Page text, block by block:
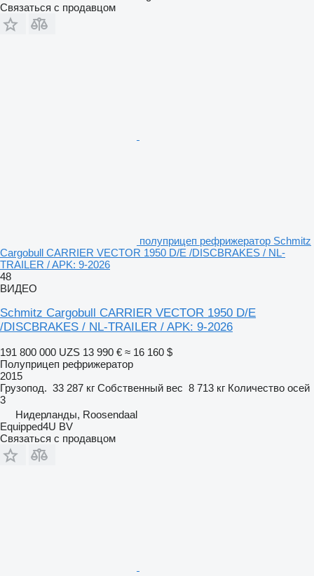
Связаться с продавцом
полуприцеп рефрижератор Schmitz
Cargobull CARRIER VECTOR 1950 D/E /DISCBRAKES / NL-
TRAILER / APK: 9-2026
48
ВИДЕО
Schmitz Cargobull CARRIER VECTOR 1950 D/E
/DISCBRAKES / NL-TRAILER / APK: 9-2026
191 800 000 UZS 13 990 € ≈ 16 160 $
Полуприцеп рефрижератор
2015
Грузопод. 33 287 кг Собственный вес 8 713 кг Количество осей
3
Нидерланды, Roosendaal
Equipped4U BV
Связаться с продавцом